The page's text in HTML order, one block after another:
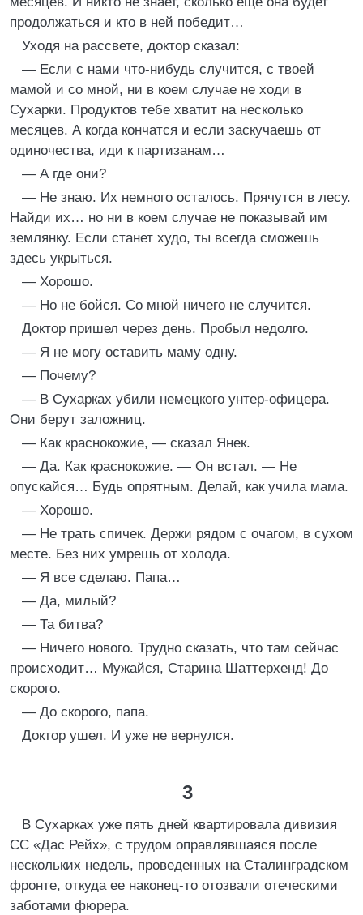
продолжаться и кто в ней победит…
Уходя на рассвете, доктор сказал:
— Если с нами что-нибудь случится, с твоей
мамой и со мной, ни в коем случае не ходи в
Сухарки. Продуктов тебе хватит на несколько
месяцев. А когда кончатся и если заскучаешь от
одиночества, иди к партизанам…
— А где они?
— Не знаю. Их немного осталось. Прячутся в лесу.
Найди их… но ни в коем случае не показывай им
землянку. Если станет худо, ты всегда сможешь
здесь укрыться.
— Хорошо.
— Но не бойся. Со мной ничего не случится.
Доктор пришел через день. Пробыл недолго.
— Я не могу оставить маму одну.
— Почему?
— В Сухарках убили немецкого унтер-офицера.
Они берут заложниц.
— Как краснокожие, — сказал Янек.
— Да. Как краснокожие. — Он встал. — Не
опускайся… Будь опрятным. Делай, как учила мама.
— Хорошо.
— Не трать спичек. Держи рядом с очагом, в сухом
месте. Без них умрешь от холода.
— Я все сделаю. Папа…
— Да, милый?
— Та битва?
— Ничего нового. Трудно сказать, что там сейчас
происходит… Мужайся, Старина Шаттерхенд! До
скорого.
— До скорого, папа.
Доктор ушел. И уже не вернулся.
3
В Сухарках уже пять дней квартировала дивизия
СС «Дас Рейх», с трудом оправлявшаяся после
нескольких недель, проведенных на Сталинградском
фронте, откуда ее наконец-то отозвали отеческими
заботами фюрера.